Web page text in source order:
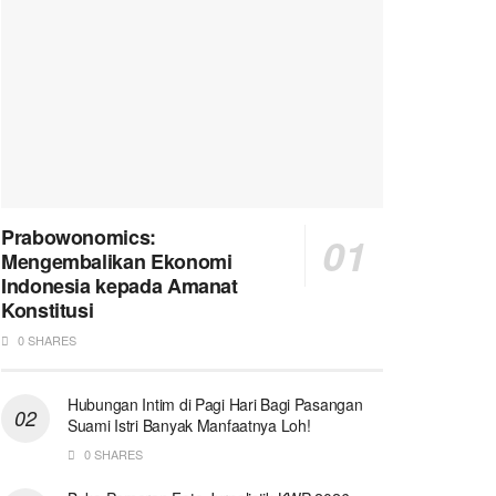
Prabowonomics:
Mengembalikan Ekonomi
Indonesia kepada Amanat
Konstitusi
0 SHARES
Hubungan Intim di Pagi Hari Bagi Pasangan
Suami Istri Banyak Manfaatnya Loh!
0 SHARES